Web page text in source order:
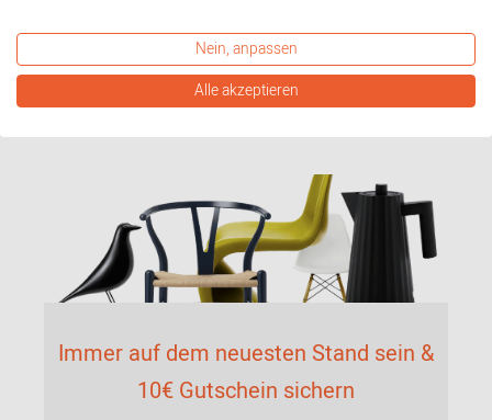
Immer auf dem neuesten Stand sein &
10€ Gutschein sichern
Nein, anpassen
Alle akzeptieren